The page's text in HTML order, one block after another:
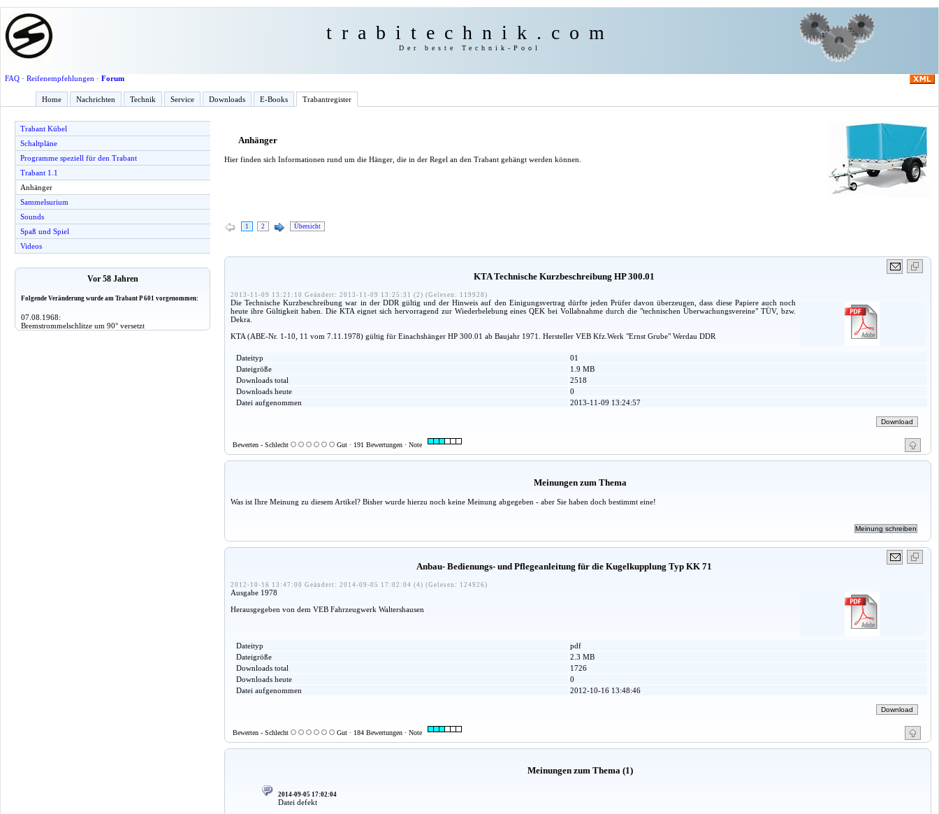
trabitechnik.com
Der beste Technik-Pool
FAQ· Reifenempfehlungen · Forum
Home Nachrichten Technik Service Downloads E-Books Trabantregister
Trabant Kübel
Schaltpläne
Programme speziell für den Trabant
Trabant 1.1
Anhänger
Sammelsurium
Sounds
Spaß und Spiel
Videos
Vor 58 Jahren
Folgende Veränderung wurde am Trabant P 601 vorgenommen:
07.08.1968:
Bremstrommelschlitze um 90° versetzt
Anhänger
Hier finden sich Informationen rund um die Hänger, die in der Regel an den Trabant gehängt werden können.
1 2 Übersicht
KTA Technische Kurzbeschreibung HP 300.01
2013-11-09 13:21:10 Geändert: 2013-11-09 13:25:31 (2) (Gelesen: 119928)
Die Technische Kurzbeschreibung war in der DDR gültig und der Hinweis auf den Einigungsvertrag dürfte jeden Prüfer davon überzeugen, dass diese Papiere auch noch
heute ihre Gültigkeit haben. Die KTA eignet sich hervorragend zur Wiederbelebung eines QEK bei Vollabnahme durch die "technischen Überwachungsvereine" TÜV, bzw.
Dekra.
KTA (ABE-Nr. 1-10, 11 vom 7.11.1978) gültig für Einachshänger HP 300.01 ab Baujahr 1971. Hersteller VEB Kfz.Werk "Ernst Grube" Werdau DDR
Dateityp
01
Dateigröße
1.9 MB
Downloads total
2518
Downloads heute
0
Datei aufgenommen
2013-11-09 13:24:57
Bewerten - Schlecht Gut · 191 Bewertungen · Note
Meinungen zum Thema
Was ist Ihre Meinung zu diesem Artikel? Bisher wurde hierzu noch keine Meinung abgegeben - aber Sie haben doch bestimmt eine!
Anbau- Bedienungs- und Pflegeanleitung für die Kugelkupplung Typ KK 71
2012-10-16 13:47:00 Geändert: 2014-09-05 17:02:04 (4) (Gelesen: 124926)
Ausgabe 1978
Herausgegeben von dem VEB Fahrzeugwerk Waltershausen
Dateityp
pdf
Dateigröße
2.3 MB
Downloads total
1726
Downloads heute
0
Datei aufgenommen
2012-10-16 13:48:46
Bewerten - Schlecht Gut · 184 Bewertungen · Note
Meinungen zum Thema (1)
2014-09-05 17:02:04
Datei defekt